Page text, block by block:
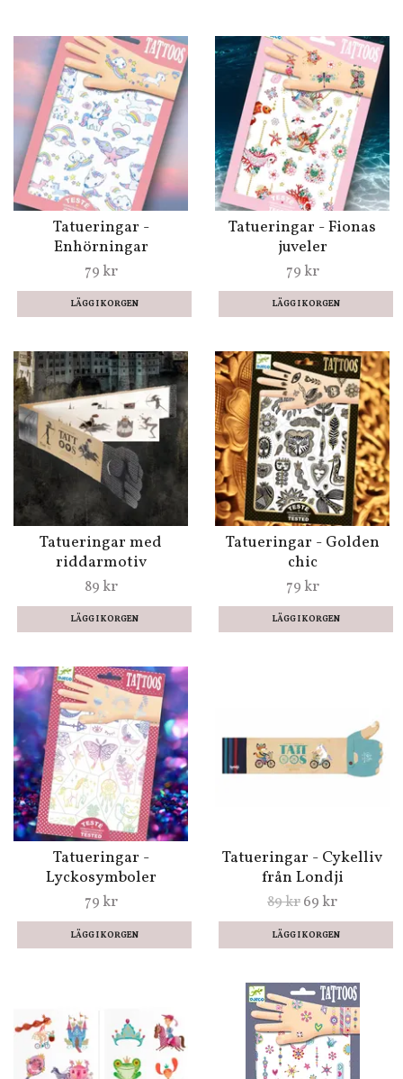
Tatueringar -
Enhörningar
79 kr
Tatueringar - Fionas
juveler
79 kr
Tatueringar med
riddarmotiv
89 kr
Tatueringar - Golden
chic
79 kr
Tatueringar -
Lyckosymboler
79 kr
Tatueringar - Cykelliv
från Londji
89 kr69 kr